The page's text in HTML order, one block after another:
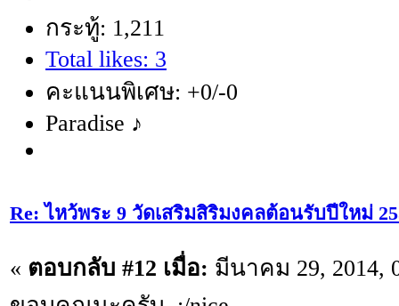
กระทู้: 1,211
Total likes: 3
คะแนนพิเศษ: +0/-0
Paradise ♪
Re: ไหว้พระ 9 วัดเสริมสิริมงคลต้อนรับปีใหม่
« ตอบกลับ #12 เมื่อ: มีนาคม 29, 2014,